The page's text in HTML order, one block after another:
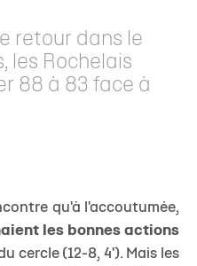
retour dans le
les Rochelais
88 à 83 face à
qu'à l'accoutumée,
les bonnes actions
cercle (12-8, 4'). Mais les